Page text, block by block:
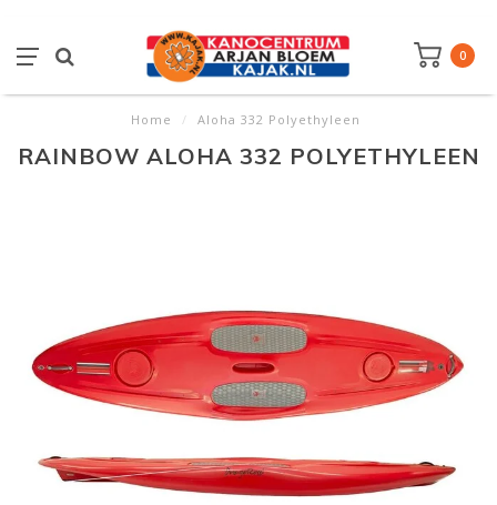
0
Home / Aloha 332 Polyethyleen
RAINBOW ALOHA 332 POLYETHYLEEN